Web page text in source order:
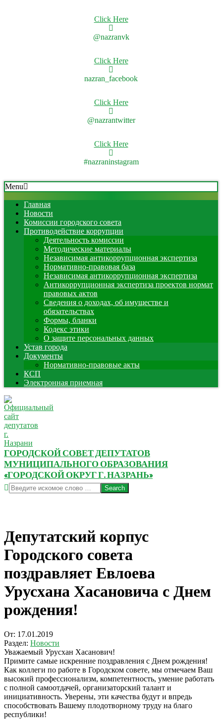
Click Here
@nazranvk
Click Here
nazran_facebook
Click Here
@nazrantwitter
Click Here
#nazraninstagram
Skip
to
content
Secondary
Navigation
Menu
Menu
Главная
Новости
Комиссии городского совета
Противодействие коррупции
Деятельность комиссии
Методические материалы
Независимая антикоррупционная экспертиза
Нормативно-правовая база
Независимая антикоррупционная экспертиза
Антикоррупционная экспертиза проектов нормат
правовых актов
Сведения о доходах, об имуществе и
обязательствах
Формы, бланки
Кодекс этики
О защите персональных данных
Устав города
Документы
Нормативно-правовые акты
КСП
Электронная приемная
ГОРОДСКОЙ СОВЕТ ДЕПУТАТОВ
МУНИЦИПАЛЬНОГО ОБРАЗОВАНИЯ
«ГОРОДСКОЙ ОКРУГ Г. НАЗРАНЬ»
Search
Депутатский корпус
Городского совета
поздравляет Евлоева
Урусхана Хасановича с Днем
рождения!
От: 17.01.2019
Раздел: Новости
Уважаемый Урусхан Хасанович!
Примите самые искренние поздравления с Днем рождения!
Как коллеги по работе в Городском совете, мы отмечаем Ваш
высокий профессионализм, компетентность, умение работать
с полной самоотдачей, организаторский талант и
инициативность. Уверены, эти качества будут и впредь
способствовать Вашему плодотворному труду на благо
республики!